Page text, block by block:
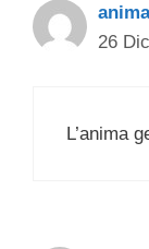
26
L’anima